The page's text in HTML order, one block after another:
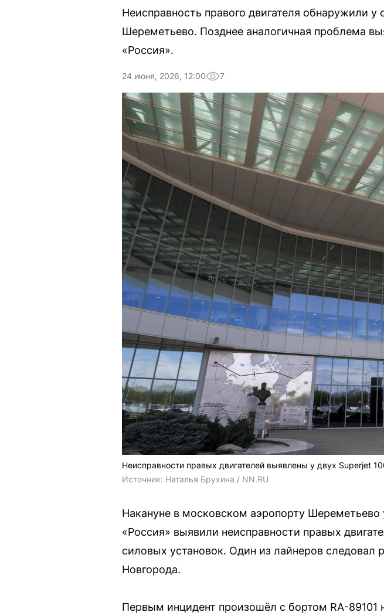
Неисправность правого двигателя обнаружили
Шереметьево. Позднее аналогичная проблема
«Россия».
24 июня, 2026, 12:00 7
Неисправности правых двигателей выявлены у двух Superjet
Источник: Наталья Брухина / NN.RU
Накануне в московском аэропорту
«Россия» выявили неисправности правых
силовых установок. Один из лайнеров
Новгорода.
Первым инцидент произошёл с бортом RA-89101